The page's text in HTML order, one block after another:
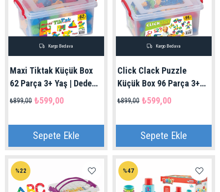
Maxi Tiktak Küçük Box
62 Parça 3+ Yaş | Dede
Marka ₺599,00
₺899,00
Sepete Ekle
Kargo Bedava
Click Clack Puzzle
Küçük Box 96 Parça 3+
Yaş | Dede Marka
₺599,00
₺899,00
Sepete Ekle
Kargo Bedava
%22 %47